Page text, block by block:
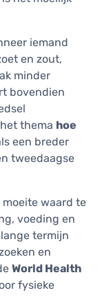
iemand
en zout,
minder
bovendien
thema hoe
een breder
tweedaagse
waard te
voeding en
termijn
en
World Health
fysieke